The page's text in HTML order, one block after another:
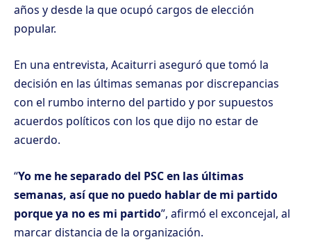
años y desde la que ocupó cargos de elección
popular.
En una entrevista, Acaiturri aseguró que tomó la
decisión en las últimas semanas por discrepancias
con el rumbo interno del partido y por supuestos
acuerdos políticos con los que dijo no estar de
acuerdo.
“Yo me he separado del PSC en las últimas
semanas, así que no puedo hablar de mi partido
porque ya no es mi partido”, afirmó el exconcejal, al
marcar distancia de la organización.